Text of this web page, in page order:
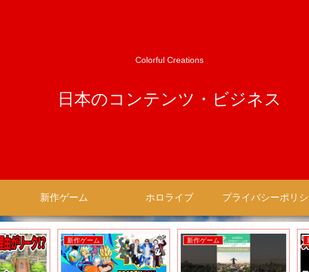
Colorful Creations
日本のコンテンツ・ビジネス
新作ゲーム ホロライブ
新作ゲーム 新作ゲーム